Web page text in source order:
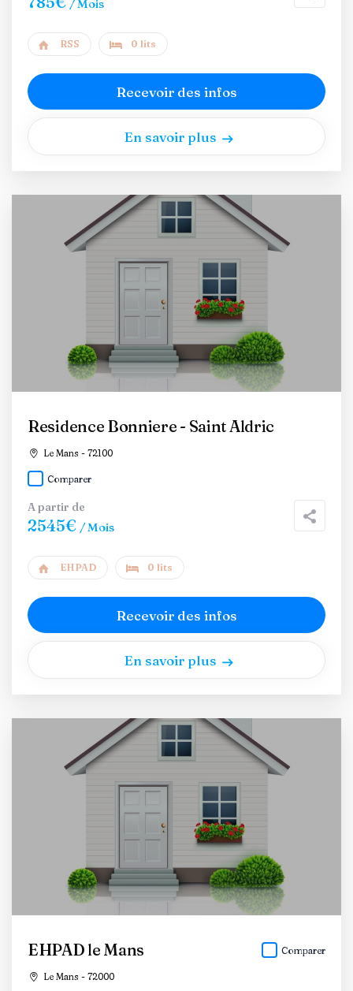
/ Mois
RSS 0 lits
Recevoir des infos
En savoir plus
Residence Bonniere - Saint Aldric
Le Mans - 72100
Comparer
A partir de
2545€ / Mois
EHPAD 0 lits
Recevoir des infos
En savoir plus
EHPAD le Mans
Le Mans - 72000
Comparer